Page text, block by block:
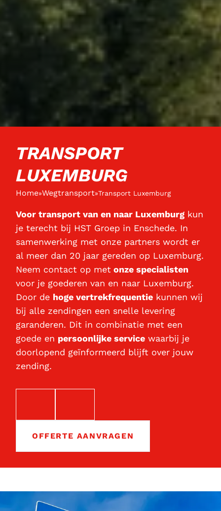
TRANSPORT
LUXEMBURG
Home»Wegtransport»Transport Luxemburg
Voor transport van en naar Luxemburg kun
je terecht bij HST Groep in Enschede. In
samenwerking met onze partners wordt er
al meer dan 20 jaar gereden op Luxemburg.
Neem contact op met onze specialisten
voor je goederen van en naar Luxemburg.
Door de hoge vertrekfrequentie kunnen wij
bij alle zendingen een snelle levering
garanderen. Dit in combinatie met een
goede en persoonlijke service waarbij je
doorlopend geïnformeerd blijft over jouw
zending.
OFFERTE AANVRAGEN